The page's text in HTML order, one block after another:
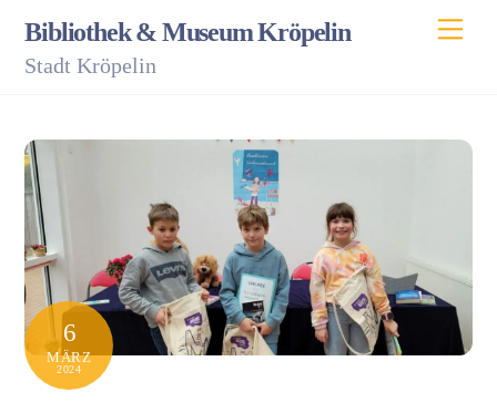
content
Bibliothek & Museum Kröpelin
Stadt Kröpelin
6
MÄRZ
2024